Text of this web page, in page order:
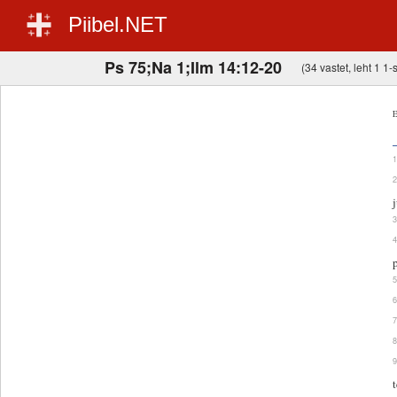
Piibel.NET
Ps 75;Na 1;Ilm 14:12-20 (34 vastet, leht 1 1-
1
2
3
4
5
6
7
8
9